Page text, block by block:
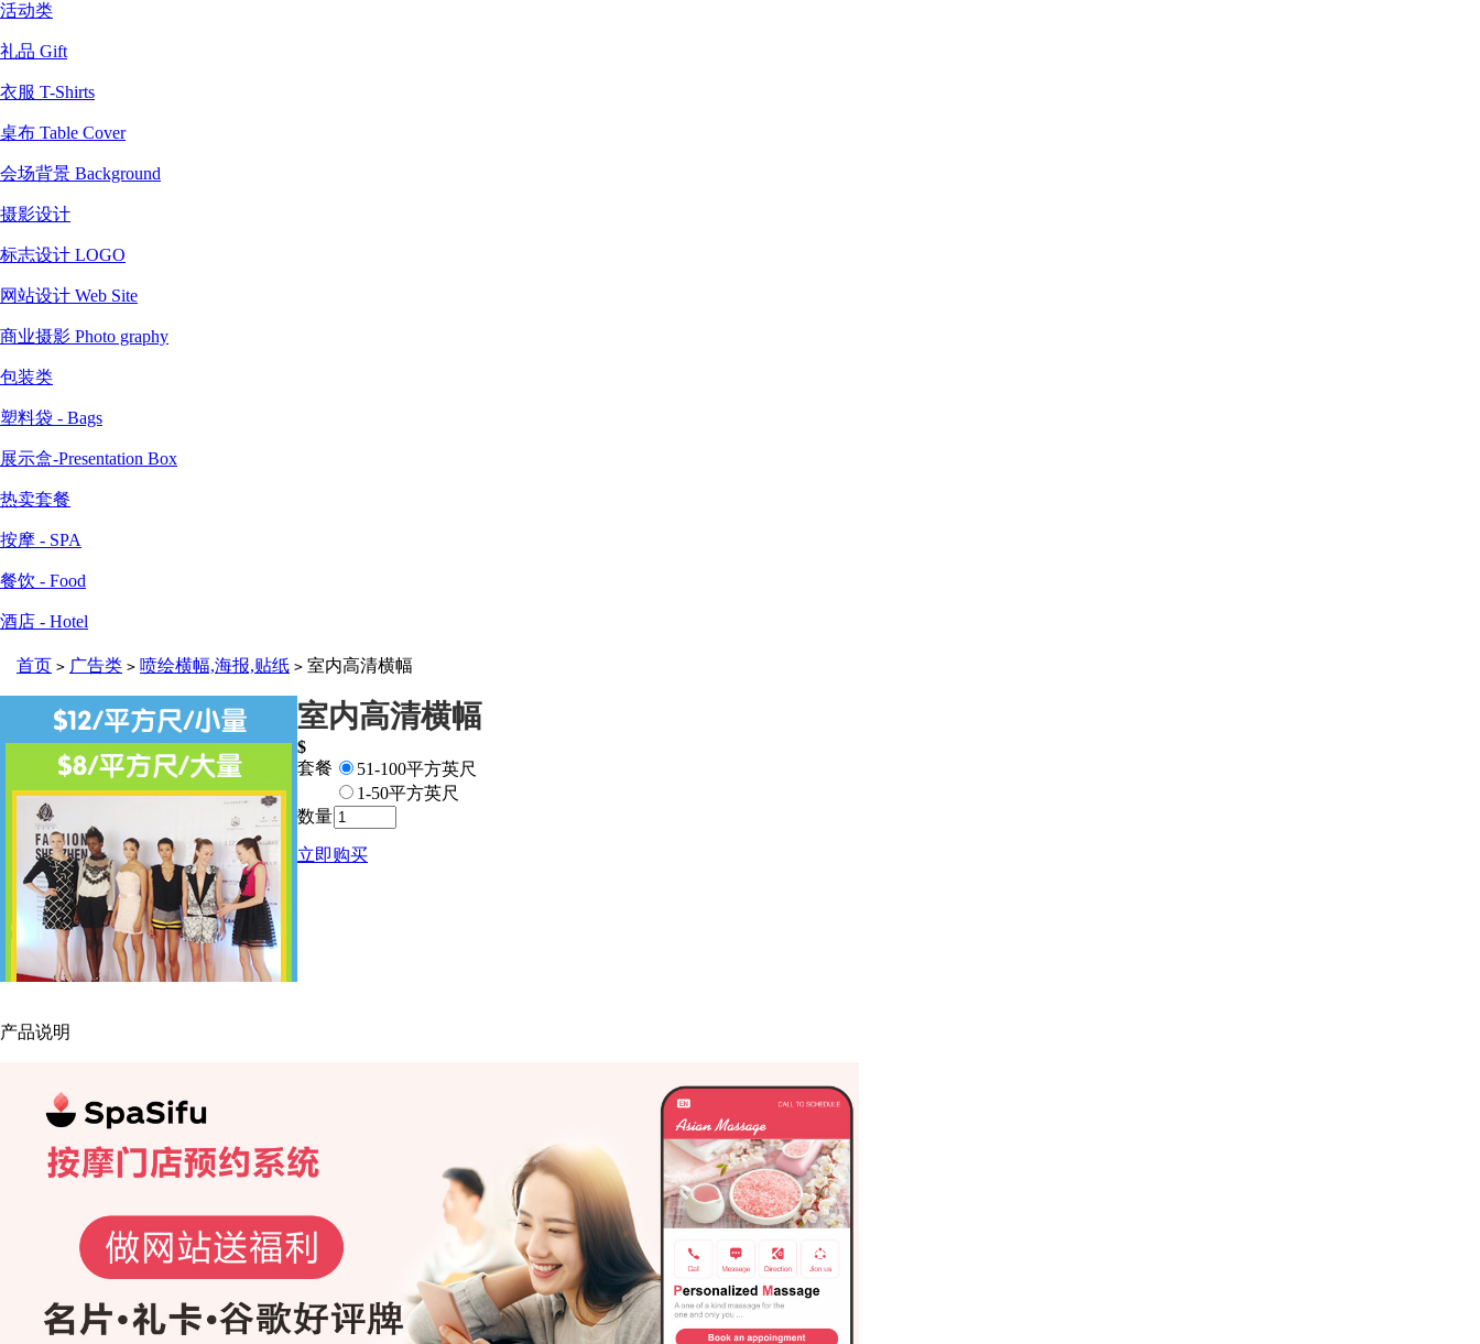
活动类
礼品 Gift
衣服 T-Shirts
桌布 Table Cover
会场背景 Background
摄影设计
标志设计 LOGO
网站设计 Web Site
商业摄影 Photo graphy
包装类
塑料袋 - Bags
展示盒-Presentation Box
热卖套餐
按摩 - SPA
餐饮 - Food
酒店 - Hotel
首页 > 广告类 > 喷绘横幅,海报,贴纸 > 室内高清横幅
室内高清横幅
$
套餐
51-100平方英尺
1-50平方英尺
数量
立即购买
产品说明